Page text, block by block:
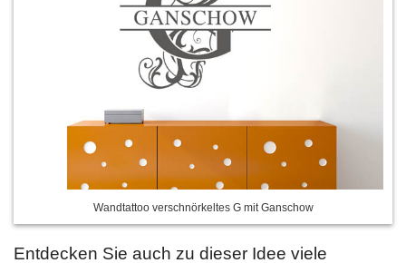
Wandtattoo verschnörkeltes G mit Ganschow
Entdecken Sie auch zu dieser Idee viele